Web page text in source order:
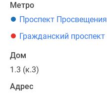
Метро
Проспект Просвещения
Гражданский проспект
Дом
1.3 (к.3)
Адрес